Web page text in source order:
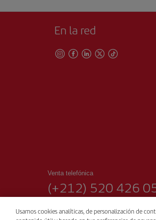
En la red
Venta telefónica
(+212) 520 426
Usamos cookies analíticas, de personalización de